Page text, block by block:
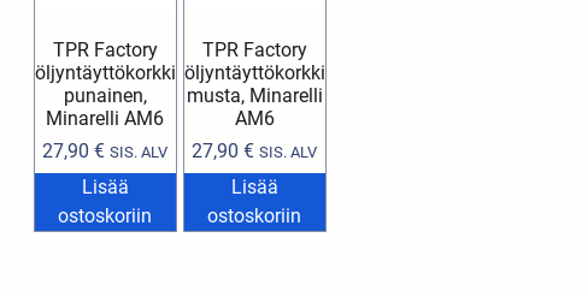
TPR Factory
öljyntäyttökorkki
punainen,
Minarelli AM6
27,90€ SIS. ALV
Lisää
ostoskoriin
TPR Factory
öljyntäyttökorkki
musta, Minarelli
AM6
27,90€ SIS. ALV
Lisää
ostoskoriin